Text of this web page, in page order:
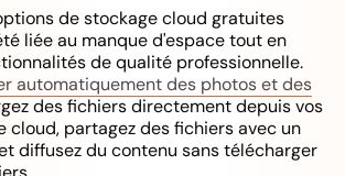
de stockage cloud gratuites
liée au manque d'espace tout en
de qualité professionnelle.
automatiquement des photos et des
des fichiers directement depuis vos
cloud, partagez des fichiers avec un
diffusez du contenu sans télécharger